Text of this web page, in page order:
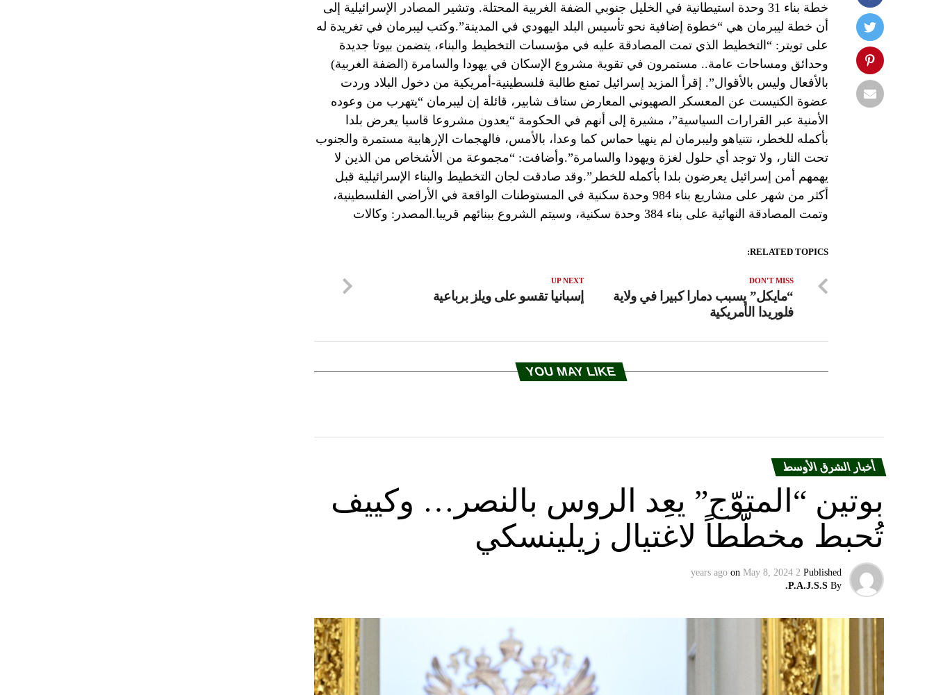
خطة بناء 31 وحدة استيطانية في الخليل جنوبي الضفة الغربية المحتلة. وتشير المصادر الإسرائيلية إلى
أن خطة ليبرمان هي “خطوة إضافية نحو تأسيس البلد اليهودي في المدينة”.وكتب ليبرمان في تغريدة له
على تويتر: “التخطيط الذي تمت المصادقة عليه في مؤسسات التخطيط والبناء، يتضمن بيوتا جديدة
وحدائق ومساحات عامة.. مستمرون في تقوية مشروع الإسكان في يهودا والسامرة (الضفة الغربية)
بالأفعال وليس بالأقوال”. إقرأ المزيد إسرائيل تمنع طالبة فلسطينية-أمريكية من دخول البلاد وردت
عضوة الكنيست عن المعسكر الصهيوني المعارض ستاف شابير، قائلة إن ليبرمان “يتهرب من وعوده
الأمنية عبر القرارات السياسية”، مشيرة إلى أنهم في الحكومة “يعدون مشروعا قاسيا يعرض بلدا
بأكمله للخطر، نتنياهو وليبرمان لم ينهيا حماس كما وعدا، بالأمس، فالهجمات الإرهابية مستمرة والجنوب
تحت النار، ولا توجد أي حلول لغزة ويهودا والسامرة”.وأضافت: “مجموعة من الأشخاص من الذين لا
يهمهم أمن إسرائيل يعرضون بلدا بأكمله للخطر”.وقد صادقت لجان التخطيط والبناء الإسرائيلية قبل
أكثر من شهر على مشاريع بناء 984 وحدة سكنية في المستوطنات الواقعة في الأراضي الفلسطينية،
وتمت المصادقة النهائية على بناء 384 وحدة سكنية، وسيتم الشروع ببنائهم قريبا.المصدر: وكالات
RELATED TOPICS:
UP NEXT
إسبانيا تقسو على ويلز برباعية
DON'T MISS
“مايكل” يسبب دمارا كبيرا في ولاية
فلوريدا الأمريكية
YOU MAY LIKE
أخبار الشرق الأوسط
بوتين “المتوّج” يعِد الروس بالنصر… وكييف
تُحبط مخطّطاً لاغتيال زيلينسكي
Published
2 years ago
on May 8, 2024
By
P.A.J.S.S.